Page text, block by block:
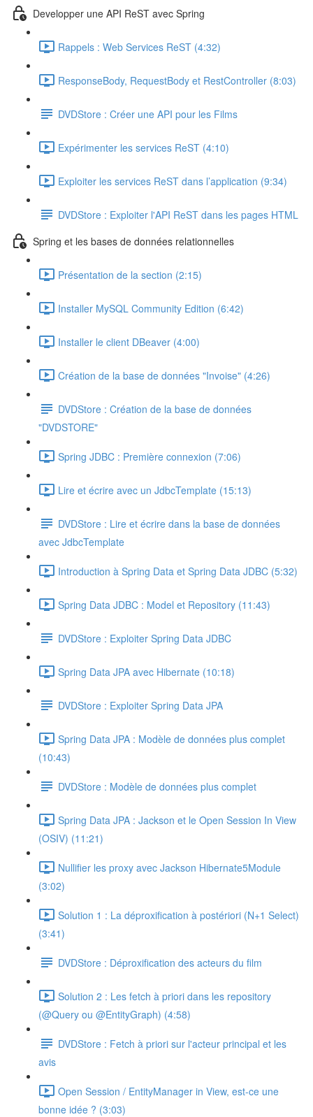
Developper une API ReST avec Spring
Rappels : Web Services ReST (4:32)
ResponseBody, RequestBody et RestController (8:03)
DVDStore : Créer une API pour les Films
Expérimenter les services ReST (4:10)
Exploiter les services ReST dans l’application (9:34)
DVDStore : Exploiter l'API ReST dans les pages HTML
Spring et les bases de données relationnelles
Présentation de la section (2:15)
Installer MySQL Community Edition (6:42)
Installer le client DBeaver (4:00)
Création de la base de données "Invoise" (4:26)
DVDStore : Création de la base de données
"DVDSTORE"
Spring JDBC : Première connexion (7:06)
Lire et écrire avec un JdbcTemplate (15:13)
DVDStore : Lire et écrire dans la base de données
avec JdbcTemplate
Introduction à Spring Data et Spring Data JDBC (5:32)
Spring Data JDBC : Model et Repository (11:43)
DVDStore : Exploiter Spring Data JDBC
Spring Data JPA avec Hibernate (10:18)
DVDStore : Exploiter Spring Data JPA
Spring Data JPA : Modèle de données plus complet
(10:43)
DVDStore : Modèle de données plus complet
Spring Data JPA : Jackson et le Open Session In View
(OSIV) (11:21)
Nullifier les proxy avec Jackson Hibernate5Module
(3:02)
Solution 1 : La déproxification à postériori (N+1 Select)
(3:41)
DVDStore : Déproxification des acteurs du film
Solution 2 : Les fetch à priori dans les repository
(@Query ou @EntityGraph) (4:58)
DVDStore : Fetch à priori sur l'acteur principal et les
avis
Open Session / EntityManager in View, est-ce une
bonne idée ? (3:03)